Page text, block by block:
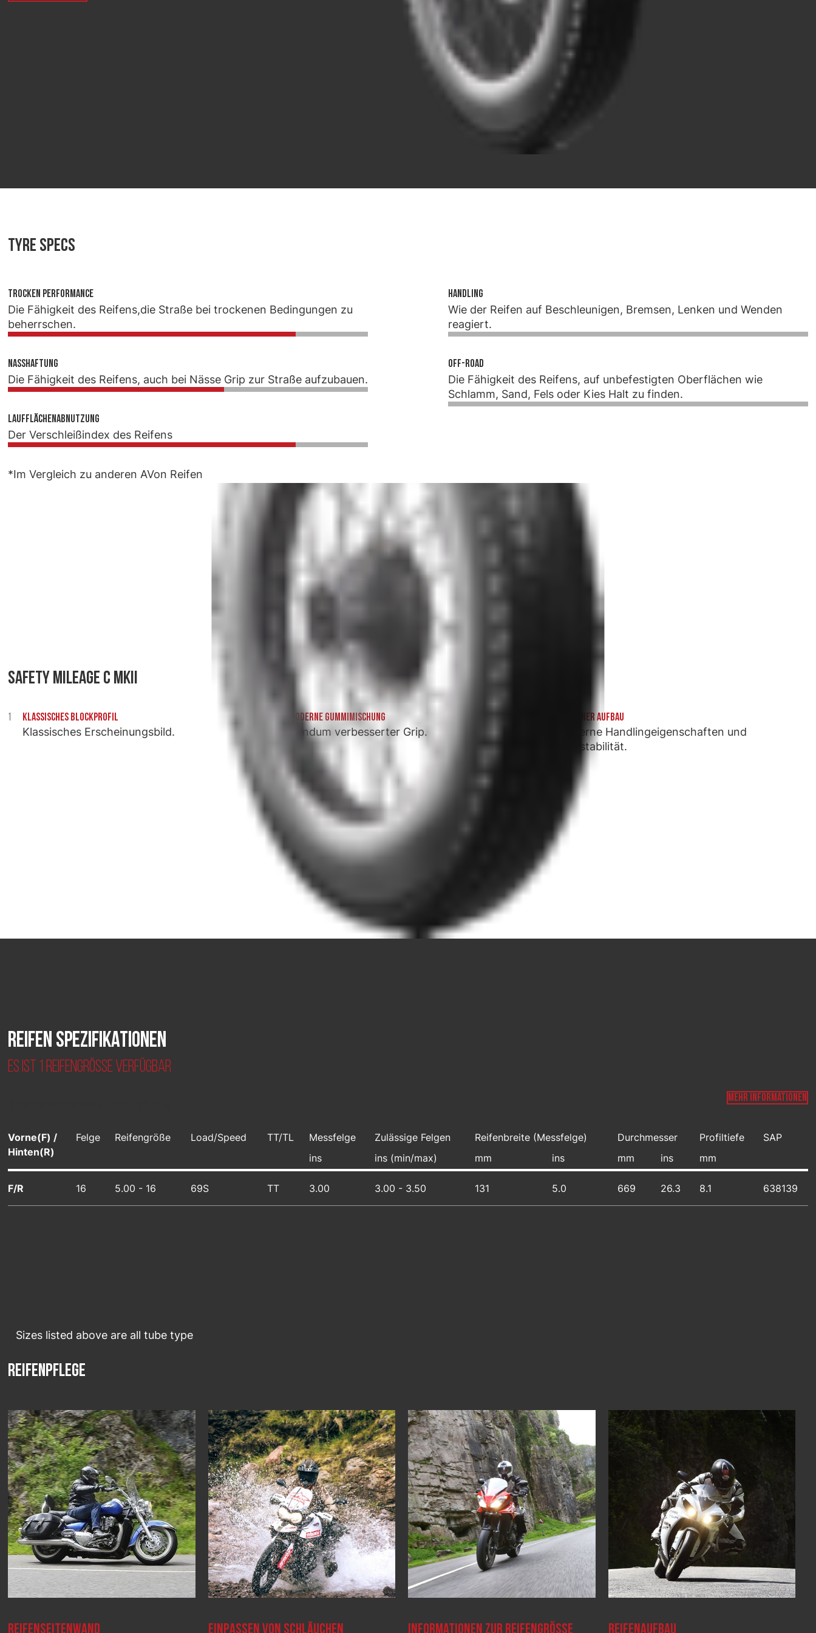
Tyre specs
Trocken Performance
Die Fähigkeit des Reifens,die Straße bei trockenen Bedingungen zu
beherrschen.
Nasshaftung
Die Fähigkeit des Reifens, auch bei Nässe Grip zur Straße aufzubauen.
Laufflächenabnutzung
Der Verschleißindex des Reifens
Handling
Wie der Reifen auf Beschleunigen, Bremsen, Lenken und Wenden
reagiert.
Off-Road
Die Fähigkeit des Reifens, auf unbefestigten Oberflächen wie
Schlamm, Sand, Fels oder Kies Halt zu finden.
*Im Vergleich zu anderen AVon Reifen
SAFETY MILEAGE C MKII
KLASSISCHES BLOCKPROFIL
Klassisches Erscheinungsbild.
MODERNE GUMMIMISCHUNG
Rundum verbesserter Grip.
MODERNER AUFBAU
Moderne Handlingeigenschaften und
Fahrstabilität.
Reifen Spezifikationen
Es ist 1 Reifengröße verfügbar
MEHR INFORMATIONEN
Vorne(F) /
Hinten(R)
Felge Reifengröße Load/Speed TT/TL Messfelge Zulässige Felgen Reifenbreite (Messfelge) Durchmesser Profiltiefe
SAP
ins
ins (min/max) mm ins mm ins mm
F/R 16 5.00 - 16 69S TT 3.00 3.00 - 3.50 131 5.0 669 26.3 8.1 638139
Sizes listed above are all tube type
Reifenpflege
REIFENSEITENWAND EINPASSEN VON SCHLÄUCHEN INFORMATIONEN ZUR REIFENGRÖSSE REIFENAUFBAU